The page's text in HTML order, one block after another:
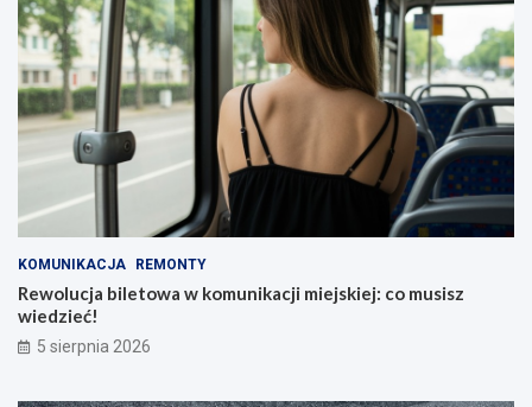
KOMUNIKACJA REMONTY
Rewolucja biletowa w komunikacji miejskiej: co musisz
wiedzieć!
5 sierpnia 2026